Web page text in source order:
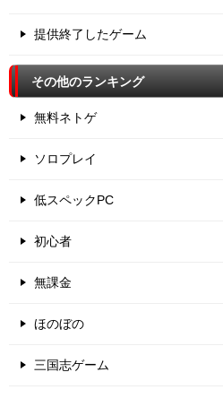
提供終了したゲーム
その他のランキング
無料ネトゲ
ソロプレイ
低スペックPC
初心者
無課金
ほのぼの
三国志ゲーム